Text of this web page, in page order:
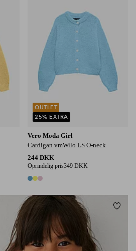
158/164
Vero Moda Girl
Cardigan vmWilo LS O-neck
244 DKK
Oprindelig pris349 DKK
3 farver
OUTLET
25% EXTRA